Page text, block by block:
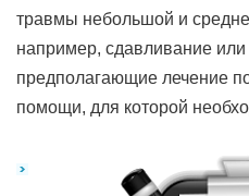
травмы небольшой и
например, сдавливание или
предполагающие лечение
помощи, для которой